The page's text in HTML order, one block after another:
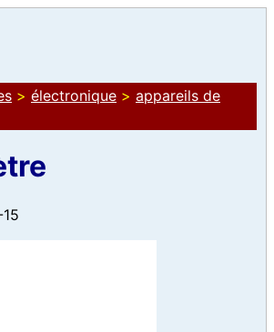
> électronique > appareils de